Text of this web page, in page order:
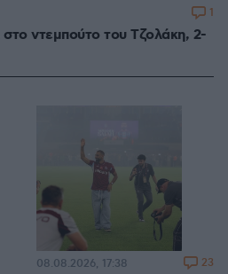
στο ντεμπούτο του Τζολάκη, 2-
1
08.08.2026, 17:38 23